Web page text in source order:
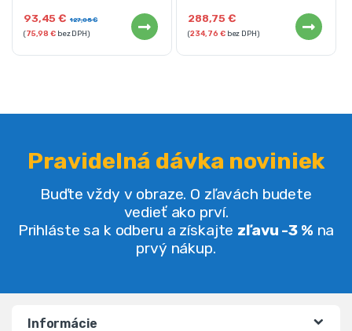
93,45€ 127,05€
(75,98€bez DPH)
288,75€
(234,76 €bez DPH)
Pravidelná dávka noviniek
Buďte vždy v obraze. O zľavách budete
vedieť ako prví.
Prihláste sa k odberu a získajte zľavu -3 % na
prvý nákup.
Informácie